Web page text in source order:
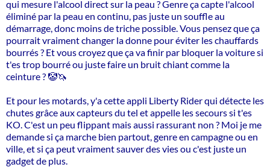
qui mesure l'alcool direct sur la peau ? Genre ça capte l'alcool
éliminé par la peau en continu, pas juste un souffle au
démarrage, donc moins de triche possible. Vous pensez que ça
pourrait vraiment changer la donne pour éviter les chauffards
bourrés ? Et vous croyez que ça va finir par bloquer la voiture si
t'es trop bourré ou juste faire un bruit chiant comme la
ceinture ? 🤡🦄
Et pour les motards, y'a cette appli Liberty Rider qui détecte les
chutes grâce aux capteurs du tel et appelle les secours si t'es
KO. C'est un peu flippant mais aussi rassurant non ? Moi je me
demande si ça marche bien partout, genre en campagne ou en
ville, et si ça peut vraiment sauver des vies ou c'est juste un
gadget de plus.